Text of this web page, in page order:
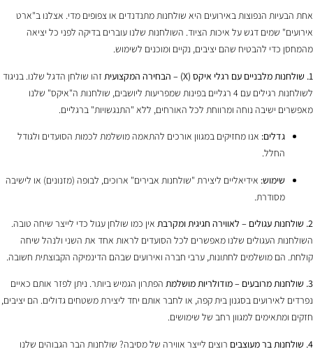
אחת הבעיות הנפוצות באירועים היא שולחנות מתנדנדים או צפופים מדי. אצלנו ב"ארט
אירועים" שמים דגש על איכות הציוד. השולחנות שלנו עוברים בדיקה לפני כל יציאה
מהמחסן כדי להבטיח שהם יציבים, נקיים ומוכנים לשימוש.
1. שולחנות מלבניים עם רגלי איקס (X) – הבחירה המקצועית
זהו שולחן הדגל שלנו. בניגוד
לשולחנות רגילים עם 4 רגליים בפינות שמפריעות ליושבים, שולחנות ה"איקס" שלנו
מאפשרים ישיבה נוחה ומרווחת לכל האורחים, ללא "התנגשויות" ברגליים.
גדלים: אנו מחזיקים במגוון אורכים להתאמה מושלמת לכמות הסועדים ולגודל
החלל.
שימוש: אידיאליים ליצירת "שולחנות אבירים" ארוכים, לבופה (מזנונים) או לישיבה
מסודרת.
2. שולחנות עגולים – לאווירה חגיגית ומקרבת
אין כמו שולחן עגול כדי לייצר שיחה טובה.
השולחנות העגולים שלנו מאפשרים לכל הסועדים לראות אחד את השני ולנהל שיחה
קולחת. הם מושלמים לחתונות, ערבי חברה ואירועים שבהם הדינמיקה הקבוצתית חשובה.
3. שולחנות מרובעים – מודולריות מושלמת
הפתרון הגמיש ביותר. ניתן לפזר אותם כאיים
נפרדים לאירועים בסגנון בית קפה, או לחבר אותם יחד ליצירת משטחים גדולים. הם יציבים,
חזקים ומתאימים למגוון רחב של שימושים.
4. שולחנות בר מעוצבים רוצים לייצר אווירה של מסיבה? שולחנות הבר הגבוהים שלנו